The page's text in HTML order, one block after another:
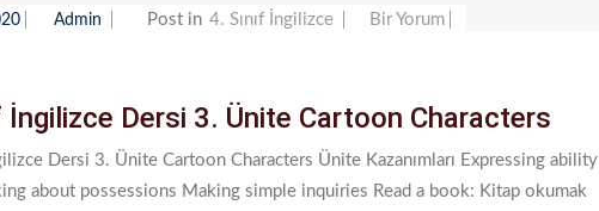
Admin Post in 4. Sınıf İngilizce
4.
Dersi
Bir Yorum
İngilizce Dersi 3. Ünite Cartoon Characters
Dersi 3. Ünite Cartoon Characters Ünite Kazanımları Expressing ability
about possessions Making simple inquiries Read a book: Kitap okumak